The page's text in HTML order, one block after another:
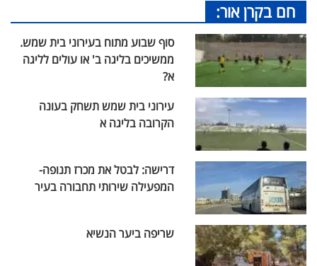
חם בקרן אור:
סוף שבוע מתוח בעירוני בית שמש.
ממשיכים בליגה ב' או עולים לליגה
א?
עירוני בית שמש תשחק בעונה
הקרובה בליגה א
דרישה: לבטל את מכרז תנופה-
המפעילה שירותי תחבורה בעיר
שריפה ביער הנשיא